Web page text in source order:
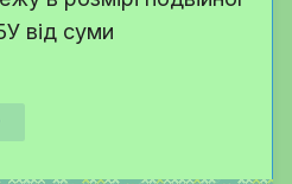
від суми